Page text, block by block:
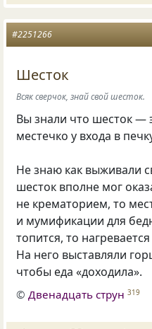
#2251266
Шесток
Всяк сверчок, знай свой шесток.
Вы знали что шесток —
местечко у входа в
Не знаю как выживали
шесток вполне мог
не крематорием, то
и мумификации для
топится, то
На него выставляли
чтобы еда «доходила».
©Двенадцать струн 319